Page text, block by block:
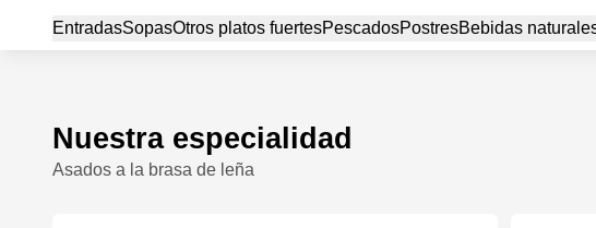
EntradasSopasOtros platos fuertesPescadosPostresBebidas
Nuestra especialidad
Asados a la brasa de leña